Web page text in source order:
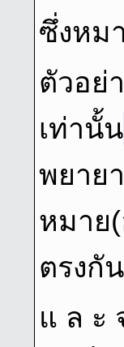
ซึ่งหม
ตัวอย่
เท่านั้น
พยาย
หมาย
ตรงกั
แ ล ะ